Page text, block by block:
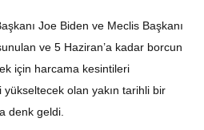
Joe Biden ve Meclis Başkanı
ve 5 Haziran’a kadar borcun
için harcama kesintileri
yükseltecek olan yakın tarihli bir
denk geldi.